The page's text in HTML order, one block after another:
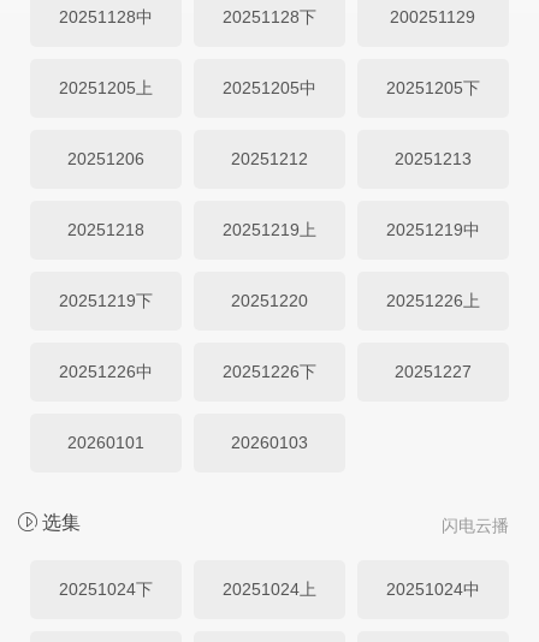
20251128中 20251128下 200251129
20251205上 20251205中 20251205下
20251206 20251212 20251213
20251218 20251219上 20251219中
20251219下 20251220 20251226上
20251226中 20251226下 20251227
20260101 20260103
闪电云播
选集
20251024下 20251024上 20251024中